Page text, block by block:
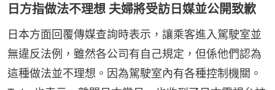
日方指做法不理想 夫婦將受訪日媒並公開致歉
日本方面回覆傳媒查詢時表示，讓乘客進入駕駛室並
無違反法例，雖然各公司有自己規定，但係他們認為
這種做法並不理想。因為駕駛室內有各種控制機關。